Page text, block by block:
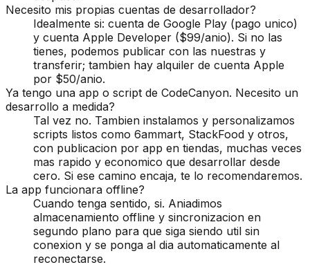
Necesito mis propias cuentas de desarrollador?
Idealmente si: cuenta de Google Play (pago unico)
y cuenta Apple Developer ($99/anio). Si no las
tienes, podemos publicar con las nuestras y
transferir; tambien hay alquiler de cuenta Apple
por $50/anio.
Ya tengo una app o script de CodeCanyon. Necesito un
desarrollo a medida?
Tal vez no. Tambien instalamos y personalizamos
scripts listos como 6ammart, StackFood y otros,
con publicacion por app en tiendas, muchas veces
mas rapido y economico que desarrollar desde
cero. Si ese camino encaja, te lo recomendaremos.
La app funcionara offline?
Cuando tenga sentido, si. Aniadimos
almacenamiento offline y sincronizacion en
segundo plano para que siga siendo util sin
conexion y se ponga al dia automaticamente al
reconectarse.